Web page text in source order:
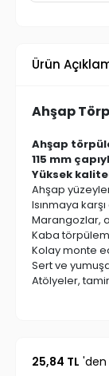
Ürün
Ahşap
Ahşap
115 mm
Yüksek
Ahşap
Isınmaya
Marangozlar,
Kaba
Kolay monte
Sert ve
Atölyeler,
25,84 TL 'den